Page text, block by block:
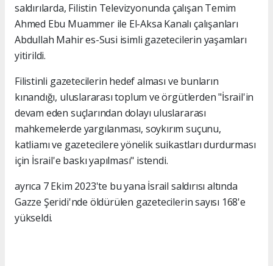
saldırılarda, Filistin Televizyonunda çalışan Temim
Ahmed Ebu Muammer ile El-Aksa Kanalı çalışanları
Abdullah Mahir es-Susi isimli gazetecilerin yaşamları
yitirildi.
Filistinli gazetecilerin hedef alması ve bunların
kınandığı, uluslararası toplum ve örgütlerden "İsrail'in
devam eden suçlarından dolayı uluslararası
mahkemelerde yargılanması, soykırım suçunu,
katliamı ve gazetecilere yönelik suikastları durdurması
için İsrail'e baskı yapılması" istendi.
ayrıca 7 Ekim 2023'te bu yana İsrail saldırısı altında
Gazze Şeridi'nde öldürülen gazetecilerin sayısı 168'e
yükseldi.